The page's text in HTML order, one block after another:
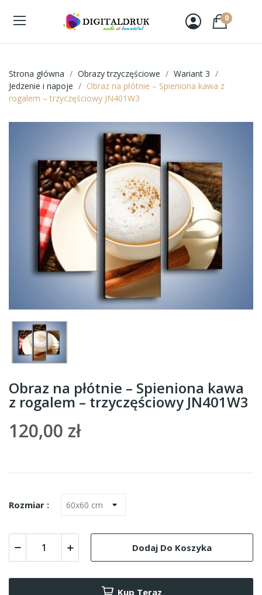
0
Strona główna Obrazy trzyczęściowe
Wariant 3
Jedzenie i napoje
Obraz na płótnie – Spieniona kawa z
rogalem – trzyczęściowy JN401W3
Obraz na płótnie – Spieniona kawa
z rogalem – trzyczęściowy JN401W3
120,00 zł
Rozmiar :
Dodaj Do Koszyka
Kup Teraz